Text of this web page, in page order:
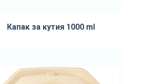
Капак за кутия 1000 ml